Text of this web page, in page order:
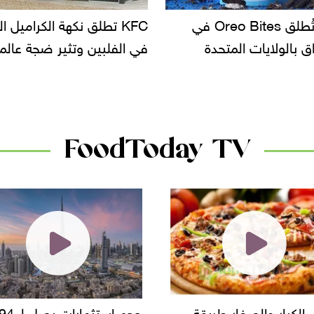
KFC تطلق نكهة الكراميل المملح
وتثير ضجة عالمية
دعوات للتحقيق في أسباب
سحب بعض ألبان
FoodToday TV